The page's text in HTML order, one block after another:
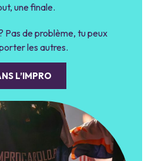
une finale.
Pas de problème, tu peux
les autres.
L’IMPRO